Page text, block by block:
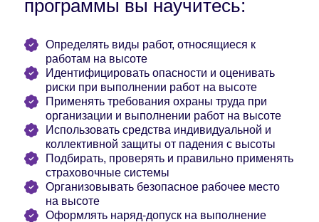
программы вы научитесь:
Определять виды работ, относящиеся к
работам на высоте
Идентифицировать опасности и оценивать
риски при выполнении работ на высоте
Применять требования охраны труда при
организации и выполнении работ на высоте
Использовать средства индивидуальной и
коллективной защиты от падения с высоты
Подбирать, проверять и правильно применять
страховочные системы
Организовывать безопасное рабочее место
на высоте
Оформлять наряд-допуск на выполнение